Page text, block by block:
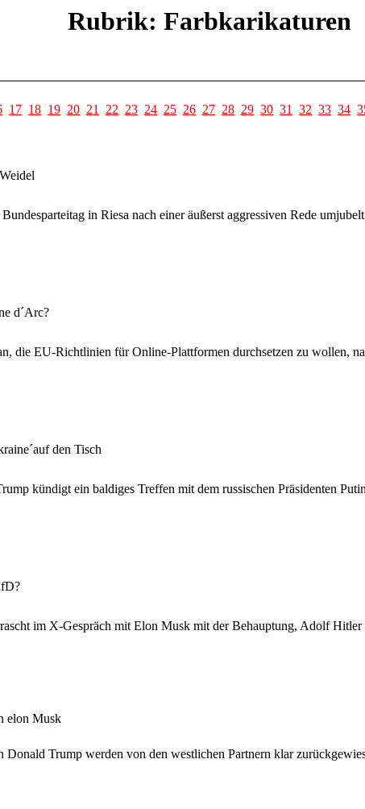
Rubrik: Farbkarikaturen
17 18 19 20 21 22 23 24 25 26 27 28 29 30 31 32 33 34
in Riesa nach einer äußerst aggressiven Rede
d´Arc?
die EU-Richtlinien für Online-Plattformen durchsetzen zu wollen,
den Tisch
kündigt ein baldiges Treffen mit dem russischen Präsidenten
im X-Gespräch mit Elon Musk mit der Behauptung, Adolf Hitler
elon Musk
Trump werden von den westlichen Partnern klar